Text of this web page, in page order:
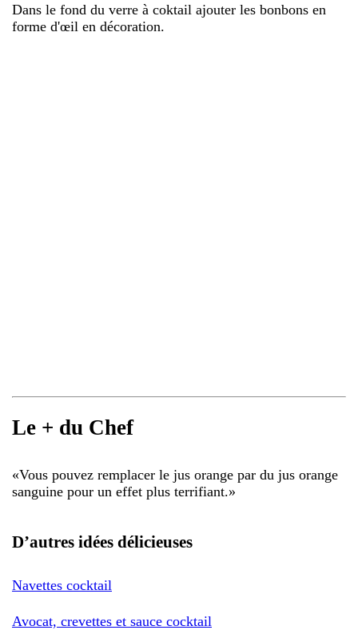
Dans le fond du verre à coktail ajouter les bonbons en
forme d'œil en décoration.
Le + du Chef
«Vous pouvez remplacer le jus orange par du jus orange
sanguine pour un effet plus terrifiant.»
D’autres idées délicieuses
Navettes cocktail
Avocat, crevettes et sauce cocktail